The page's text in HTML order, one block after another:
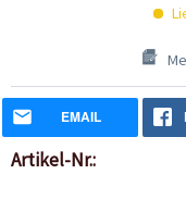
EMAIL
Artikel-Nr.: